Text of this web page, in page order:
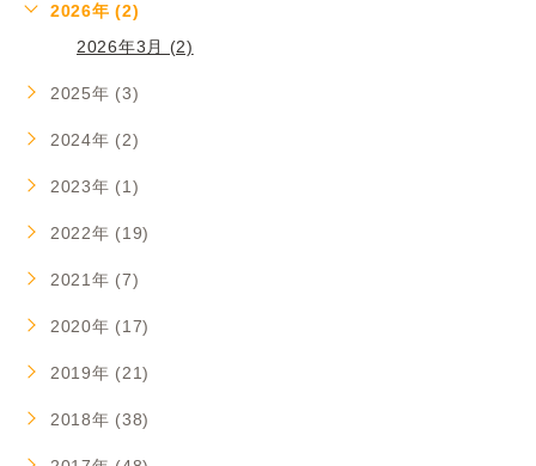
2026年 (2)
2026年3月 (2)
2025年 (3)
2024年 (2)
2023年 (1)
2022年 (19)
2021年 (7)
2020年 (17)
2019年 (21)
2018年 (38)